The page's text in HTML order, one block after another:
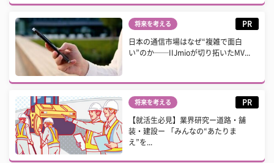
将来を考える PR
日本の通信市場はなぜ“複雑で面白
い”のか──IIJmioが切り拓いたMV...
将来を考える PR
【就活生必見】業界研究ー道路・舗
装・建設ー 「みんなの“あたりま
え”を...